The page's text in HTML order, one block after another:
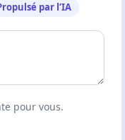
par l’IA
pour vous.